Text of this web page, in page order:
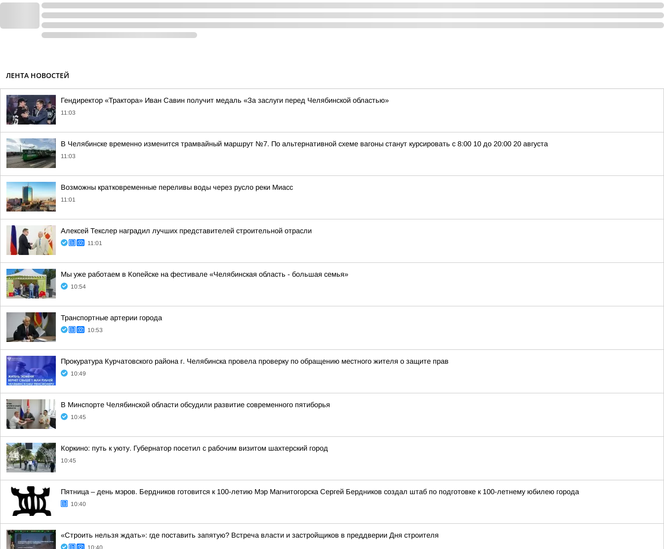
ЛЕНТА НОВОСТЕЙ
Гендиректор «Трактора» Иван Савин получит медаль «За заслуги перед Челябинской областью»
11:03
В Челябинске временно изменится трамвайный маршрут №7. По альтернативной схеме вагоны станут курсировать с 8:00 10 до 20:00 20 августа
11:03
Возможны кратковременные переливы воды через русло реки Миасс
11:01
Алексей Текслер наградил лучших представителей строительной отрасли
11:01
Мы уже работаем в Копейске на фестивале «Челябинская область - большая семья»
10:54
Транспортные артерии города
10:53
Прокуратура Курчатовского района г. Челябинска провела проверку по обращению местного жителя о защите прав
10:49
В Минспорте Челябинской области обсудили развитие современного пятиборья
10:45
Коркино: путь к уюту. Губернатор посетил с рабочим визитом шахтерский город
10:45
Пятница – день мэров. Бердников готовится к 100-летию Мэр Магнитогорска Сергей Бердников создал штаб по подготовке к 100-летнему юбилею города
10:40
«Строить нельзя ждать»: где поставить запятую? Встреча власти и застройщиков в преддверии Дня строителя
10:40